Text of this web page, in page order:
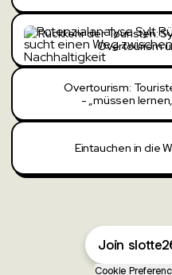
Rückkehr der Touristen:
Rückkehr der Touristen:
Overtourism
Overtourism:
- „müssen
Eintauchen in die
Join
Cookie